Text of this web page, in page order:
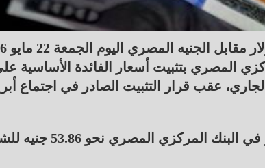
المصري بتثبيت أسعار الفائدة الأساسية
الجاري، عقب قرار التثبيت الصادر في اجتماع
المصري نحو 53.86 جنيه للشراء، و53.00 جنيهًا للبيع.